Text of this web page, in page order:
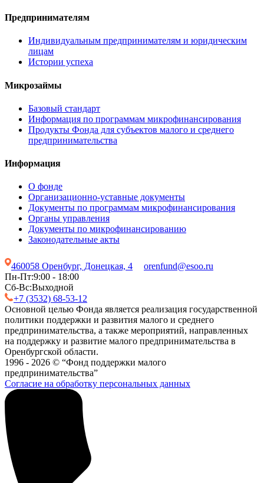
Предпринимателям
Индивидуальным предпринимателям и юридическим
лицам
Истории успеха
Микрозаймы
Базовый стандарт
Информация по программам микрофинансирования
Продукты Фонда для субъектов малого и среднего
предпринимательства
Информация
О фонде
Организационно-уставные документы
Документы по программам микрофинансирования
Органы управления
Документы по микрофинансированию
Законодательные акты
460058 Оренбург, Донецкая, 4
orenfund@esoo.ru
Пн-Пт:9:00 - 18:00
Сб-Вс:Выходной
+7 (3532) 68-53-12
Основной целью Фонда является реализация государственной
политики поддержки и развития малого и среднего
предпринимательства, а также мероприятий, направленных
на поддержку и развитие малого предпринимательства в
Оренбургской области.
1996 - 2026 © “Фонд поддержки малого
предпринимательства”
Согласие на обработку персональных данных